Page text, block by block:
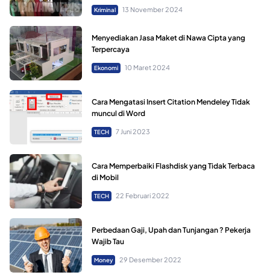
Kriminal 13 November 2024
Menyediakan Jasa Maket di Nawa Cipta yang
Terpercaya
Ekonomi 10 Maret 2024
Cara Mengatasi Insert Citation Mendeley Tidak
muncul di Word
TECH 7 Juni 2023
Cara Memperbaiki Flashdisk yang Tidak Terbaca
di Mobil
TECH 22 Februari 2022
Perbedaan Gaji, Upah dan Tunjangan ? Pekerja
Wajib Tau
Money 29 Desember 2022